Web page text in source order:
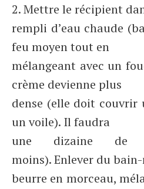
2. Mettre le récipient
rempli d’eau chaude
feu moyen tout en
mélangeant avec un
crème devienne plus
dense (elle doit couvrir
un voile). Il faudra
une dizaine de
moins). Enlever du
beurre en morceau,